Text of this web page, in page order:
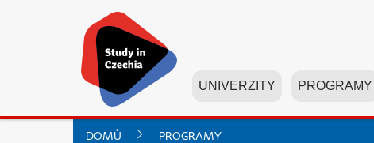
UNIVERZITY PROGRAMY
DOMŮ PROGRAMY